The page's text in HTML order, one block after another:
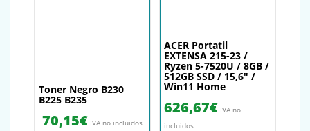
Toner Negro B230
B225 B235
70,15€ IVA no incluidos
ACER Portatil
EXTENSA 215-23 /
Ryzen 5-7520U / 8GB /
512GB SSD / 15,6″ /
Win11 Home
626,67€ IVA no
incluidos